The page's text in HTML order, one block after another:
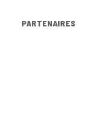
PARTENAIRES